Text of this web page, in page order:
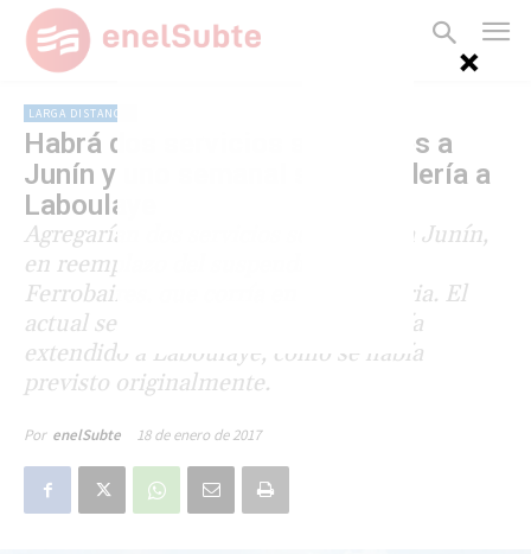
LARGA DISTANCIA
Habrá dos servicios semanales a
Junín y uno semanal se extendería a
Laboulaye
Agregarían dos servicios semanales a Junín,
en reemplazo del suspendido tren de
Ferrobaires, que corría en forma diaria. El
actual servicio semanal a Rufino sería
extendido a Laboulaye, como se había
previsto originalmente.
Por enelSubte 18 de enero de 2017